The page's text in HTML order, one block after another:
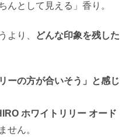
んとして見える」香り。
より、
どんな印象を残した
ーの方が合いそう」と感じ
ホワイトリリー オード
せん。